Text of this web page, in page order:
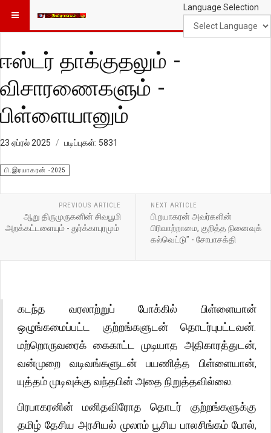
Language Selection
ஈஸ்டர் தாக்குதலும் -
விசாரணைகளும் -
பிள்ளையானும்
23 ஏப்ரல் 2025 படிப்புகள்: 5831
பி.இரயாகரன் -2025
PREVIOUS ARTICLE
ஆறு திருமுருகனின் சிவபூமி
அறக்கட்டளையும் - துர்க்காபுரமும்
NEXT ARTICLE
பி.றயாகரன் அவர்களின்
பிரிவாற்றாமை, குறித்த நினைவுக்
கல்வெட்டு" - சோபாசக்தி
கடந்த வரலாற்றுப் போக்கில் பிள்ளையான்
ஒழுங்கமைப்பட்ட குற்றங்களுடன் தொடர்புபட்டவன்.
மற்றொருவரைக் கைகாட்ட முடியாத அதிகாரத்துடன்,
வன்முறை வடிவங்களுடன் பயணித்த பிள்ளையான்,
யுத்தம் முடிவுக்கு வந்தபின் அதை நிறுத்தவில்லை.
பிரபாகரனின் மனிதவிரோத தொடர் குற்றங்களுக்கு
தமிழ் தேசிய அரசியல் முலாம் பூசிய பாலசிங்கம் போல்,